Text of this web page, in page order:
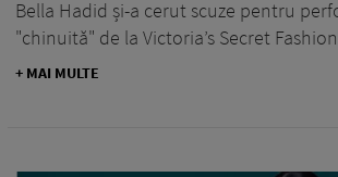
Bella Hadid și-a cerut scuze pentru
"chinuită" de la Victoria’s Secret
+ MAI MULTE